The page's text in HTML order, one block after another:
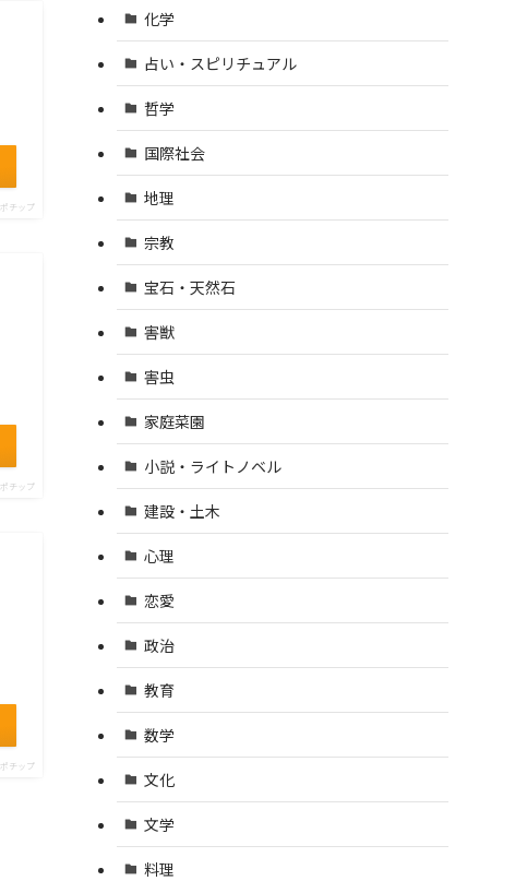
ポチップ
ポチップ
ポチップ
化学
占い・スピリチュアル
哲学
国際社会
地理
宗教
宝石・天然石
害獣
害虫
家庭菜園
小説・ライトノベル
建設・土木
心理
恋愛
政治
教育
数学
文化
文学
料理